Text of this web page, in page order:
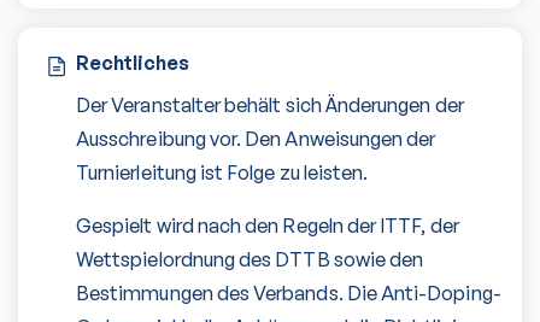
Rechtliches
Der Veranstalter behält sich Änderungen der
Ausschreibung vor. Den Anweisungen der
Turnierleitung ist Folge zu leisten.
Gespielt wird nach den Regeln der ITTF, der
Wettspielordnung des DTTB sowie den
Bestimmungen des Verbands. Die Anti-Doping-